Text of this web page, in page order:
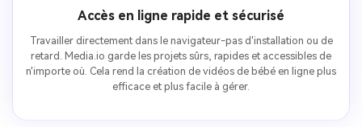
Accès en ligne rapide et sécurisé
Travailler directement dans le navigateur-pas d'installation ou de
retard. Media.io garde les projets sûrs, rapides et accessibles de
n'importe où. Cela rend la création de vidéos de bébé en ligne plus
efficace et plus facile à gérer.